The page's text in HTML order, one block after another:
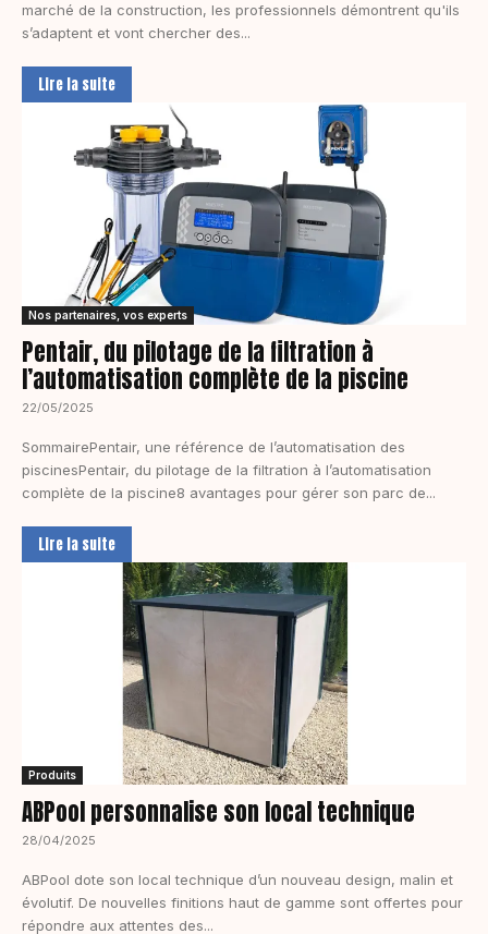
marché de la construction, les professionnels démontrent qu'ils
s’adaptent et vont chercher des...
Lire la suite
Nos partenaires, vos experts
Pentair, du pilotage de la filtration à
l’automatisation complète de la piscine
22/05/2025
SommairePentair, une référence de l’automatisation des
piscinesPentair, du pilotage de la filtration à l’automatisation
complète de la piscine8 avantages pour gérer son parc de...
Lire la suite
Produits
ABPool personnalise son local technique
28/04/2025
ABPool dote son local technique d’un nouveau design, malin et
évolutif. De nouvelles finitions haut de gamme sont offertes pour
répondre aux attentes des...